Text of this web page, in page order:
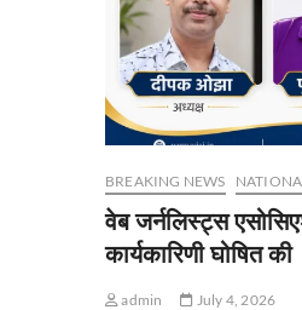
BREAKING NEWS
वेब जर्नलिस्ट्स
कार्यकारिणी घोषित की
admin July 4, 2026